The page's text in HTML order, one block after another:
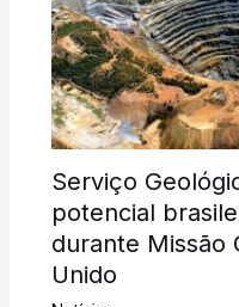
Serviço
potencial
durante Missão
Unido